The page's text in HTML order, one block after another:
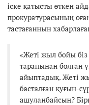
іске қатысты өткен
прокуратурасының
тастағаннын
«Жеті жыл бойы
тарапынан болған
айыптадық. Жеті
басталған қуғын-
ашуланбайсың?